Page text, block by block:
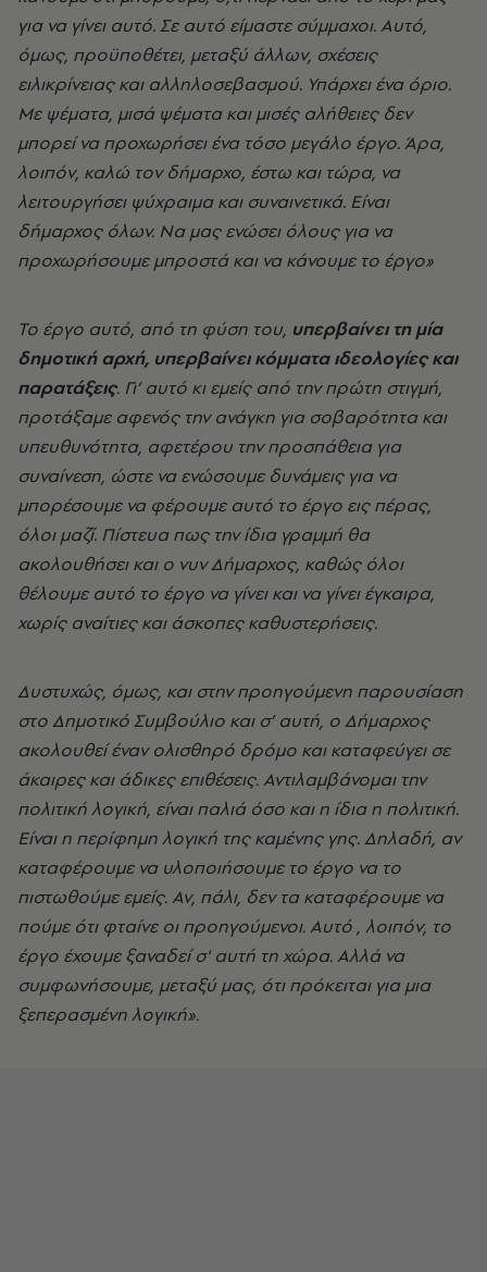
για να γίνει αυτό. Σε αυτό είμαστε σύμμαχοι. Αυτό,
όμως, προϋποθέτει, μεταξύ άλλων, σχέσεις
ειλικρίνειας και αλληλοσεβασμού. Υπάρχει ένα όριο.
Με ψέματα, μισά ψέματα και μισές αλήθειες δεν
μπορεί να προχωρήσει ένα τόσο μεγάλο έργο. Άρα,
λοιπόν, καλώ τον δήμαρχο, έστω και τώρα, να
λειτουργήσει ψύχραιμα και συναινετικά. Είναι
δήμαρχος όλων. Να μας ενώσει όλους για να
προχωρήσουμε μπροστά και να κάνουμε το έργο»
Το έργο αυτό, από τη φύση του, υπερβαίνει τη μία
δημοτική αρχή, υπερβαίνει κόμματα ιδεολογίες και
παρατάξεις. Γι’ αυτό κι εμείς από την πρώτη στιγμή,
προτάξαμε αφενός την ανάγκη για σοβαρότητα και
υπευθυνότητα, αφετέρου την προσπάθεια για
συναίνεση, ώστε να ενώσουμε δυνάμεις για να
μπορέσουμε να φέρουμε αυτό το έργο εις πέρας,
όλοι μαζί. Πίστευα πως την ίδια γραμμή θα
ακολουθήσει και ο νυν Δήμαρχος, καθώς όλοι
θέλουμε αυτό το έργο να γίνει και να γίνει έγκαιρα,
χωρίς αναίτιες και άσκοπες καθυστερήσεις.
Δυστυχώς, όμως, και στην προηγούμενη παρουσίαση
στο Δημοτικό Συμβούλιο και σ’ αυτή, ο Δήμαρχος
ακολουθεί έναν ολισθηρό δρόμο και καταφεύγει σε
άκαιρες και άδικες επιθέσεις. Αντιλαμβάνομαι την
πολιτική λογική, είναι παλιά όσο και η ίδια η πολιτική.
Είναι η περίφημη λογική της καμένης γης. Δηλαδή, αν
καταφέρουμε να υλοποιήσουμε το έργο να το
πιστωθούμε εμείς. Αν, πάλι, δεν τα καταφέρουμε να
πούμε ότι φταίνε οι προηγούμενοι. Αυτό , λοιπόν, το
έργο έχουμε ξαναδεί σ' αυτή τη χώρα. Αλλά να
συμφωνήσουμε, μεταξύ μας, ότι πρόκειται για μια
ξεπερασμένη λογική».